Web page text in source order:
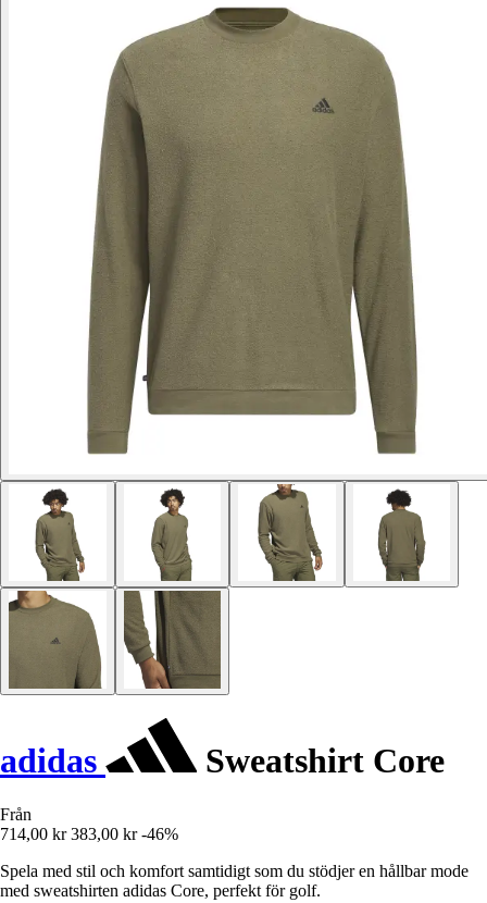
adidas Sweatshirt Core
Från
714,00 kr 383,00 kr -46%
Spela med stil och komfort samtidigt som du stödjer en hållbar mode
med sweatshirten adidas Core, perfekt för golf.